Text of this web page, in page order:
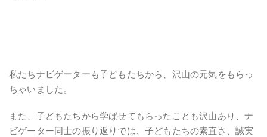
私たちナビゲーターも子どもたちから、沢山の元気をもらっ
ちゃいました。
また、子どもたちから学ばせてもらったことも沢山あり、ナ
ビゲーター同士の振り返りでは、子どもたちの素直さ、誠実